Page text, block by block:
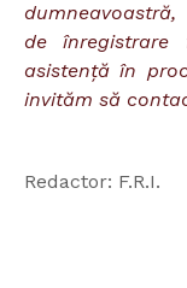
de
asistență în
invităm să
Redactor: F.R.I.